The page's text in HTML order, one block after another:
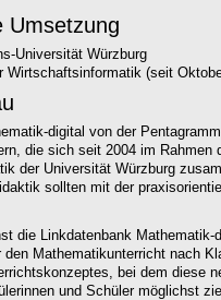
Umsetzung
Universität Würzburg
Wirtschaftsinformatik (seit
digital von der
die sich seit 2004 im Rahmen
der Universität Würzburg
sollten mit der
die Linkdatenbank Mathematik-
Mathematikunterricht nach
bei dem diese
und Schüler möglichst